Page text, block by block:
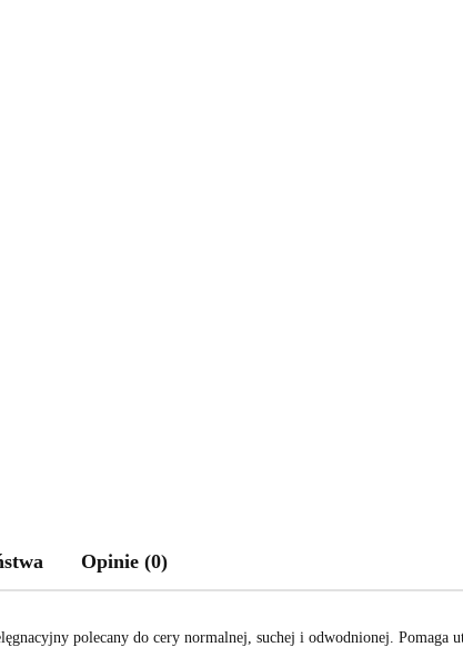
Opinie (0)
polecany do cery normalnej, suchej i odwodnionej. Pomaga